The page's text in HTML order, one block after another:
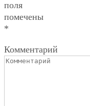
поля
помечены
*
Комментарий